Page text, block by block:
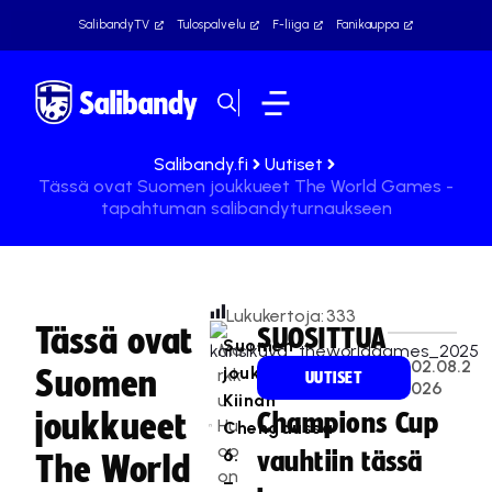
SalibandyTV Tulospalvelu F-liiga Fanikauppa
Salibandy.fi
Uutiset
Tässä ovat Suomen joukkueet The World Games -
tapahtuman salibandyturnaukseen
Tässä ovat
Suomen
joukkueet
The World
Ma
rkk
u
Hu
op
on
Lukukertoja: 333
Suomen
joukkueet
Kiinan
Chengdussa
6.
–
SUOSITTUA
UUTISET
02.08.2
026
Champions Cup
vauhtiin tässä